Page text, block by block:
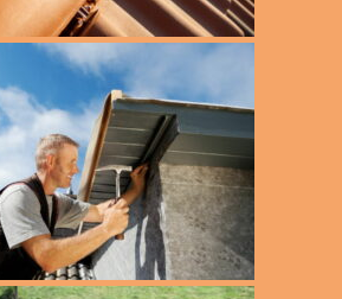
Rissen
Wellingsbüttel